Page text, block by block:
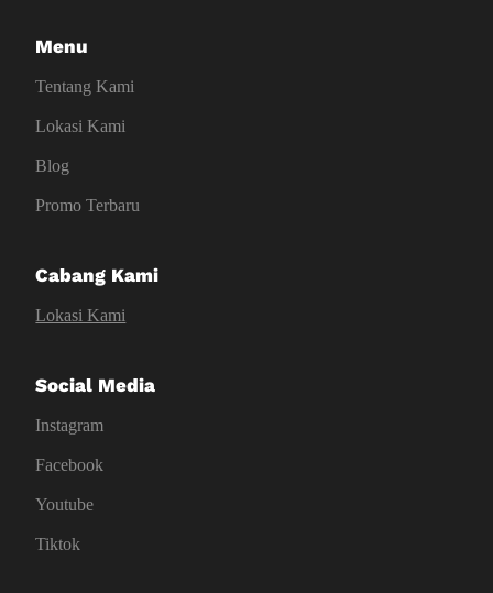
Menu
Tentang Kami
Lokasi Kami
Blog
Promo Terbaru
Cabang Kami
Lokasi Kami
Social Media
Instagram
Facebook
Youtube
Tiktok